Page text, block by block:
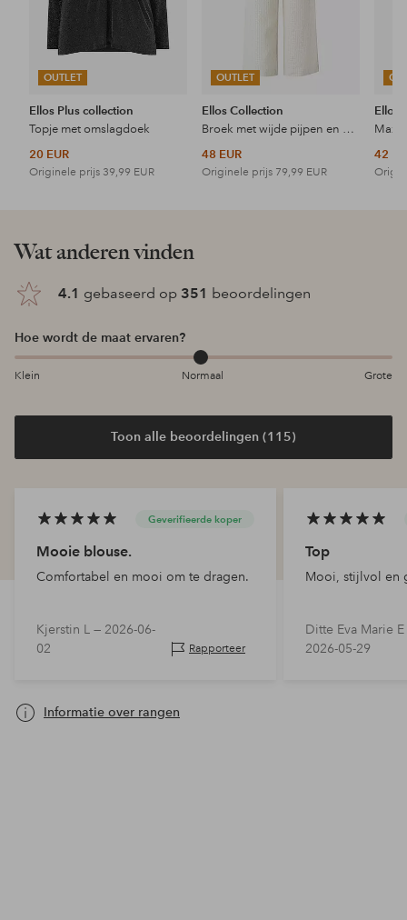
OUTLET
Ellos Plus collection
Topje met omslagdoek
20 EUR
Originele prijs 39,99 EUR
OUTLET
Ellos Collection
Broek met wijde pijpen en hoge taille
48 EUR
Originele prijs 79,99 EUR
Ellos
Maxi-
42
Wat anderen vinden
4.1 gebaseerd op 351 beoordelingen
Hoe wordt de maat ervaren?
Klein Normaal Grote
Toon alle beoordelingen (115)
Geverifieerde koper
Mooie blouse.
Comfortabel en mooi om te dragen.
Kjerstin L — 2026-06-
02
Rapporteer
Top
Mooi, stijlvol en
Ditte Eva Marie
2026-05-29
Informatie over rangen